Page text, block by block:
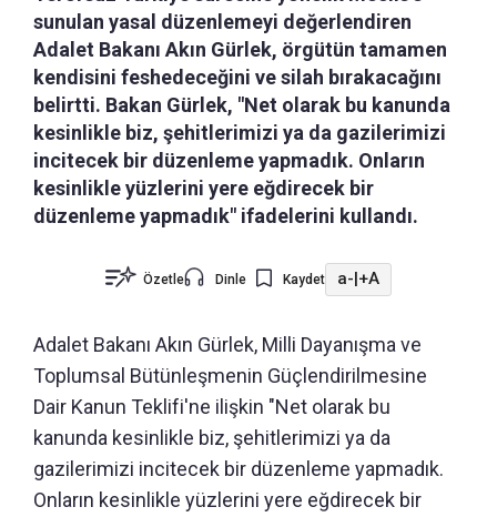
sunulan yasal düzenlemeyi değerlendiren
Adalet Bakanı Akın Gürlek, örgütün tamamen
kendisini feshedeceğini ve silah bırakacağını
belirtti. Bakan Gürlek, "Net olarak bu kanunda
kesinlikle biz, şehitlerimizi ya da gazilerimizi
incitecek bir düzenleme yapmadık. Onların
kesinlikle yüzlerini yere eğdirecek bir
düzenleme yapmadık" ifadelerini kullandı.
Özetle Dinle Kaydet a-|+A
Adalet Bakanı Akın Gürlek, Milli Dayanışma ve
Toplumsal Bütünleşmenin Güçlendirilmesine
Dair Kanun Teklifi'ne ilişkin "Net olarak bu
kanunda kesinlikle biz, şehitlerimizi ya da
gazilerimizi incitecek bir düzenleme yapmadık.
Onların kesinlikle yüzlerini yere eğdirecek bir